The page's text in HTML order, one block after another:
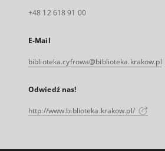
+48 12 618 91 00
E-Mail
biblioteka.cyfrowa@biblioteka.krakow.pl
Odwiedź nas!
http://www.biblioteka.krakow.pl/